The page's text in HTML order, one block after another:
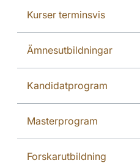
Kurser terminsvis
Ämnesutbildningar
Kandidatprogram
Masterprogram
Forskarutbildning